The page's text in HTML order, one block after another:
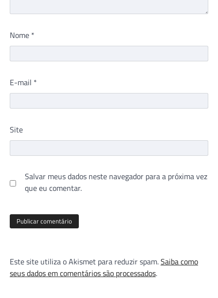
Nome *
E-mail *
Site
Salvar meus dados neste navegador para a próxima vez
que eu comentar.
Este site utiliza o Akismet para reduzir spam.Saiba como
seus dados em comentários são processados.